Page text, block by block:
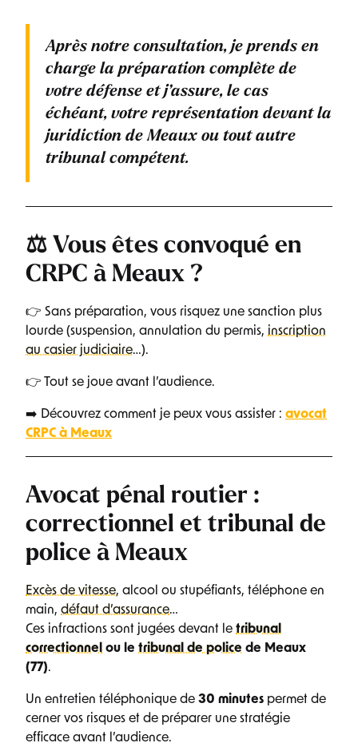
Après notre consultation, je prends en
charge la préparation complète de
votre défense et j’assure, le cas
échéant, votre représentation devant la
juridiction de Meaux ou tout autre
tribunal compétent.
⚖️ Vous êtes convoqué en
CRPC à Meaux ?
👉 Sans préparation, vous risquez une sanction plus
lourde (suspension, annulation du permis, inscription
au casier judiciaire…).
👉 Tout se joue avant l’audience.
➡️ Découvrez comment je peux vous assister : avocat
CRPC à Meaux
Avocat pénal routier :
correctionnel et tribunal de
police à Meaux
Excès de vitesse, alcool ou stupéfiants, téléphone en
main, défaut d’assurance…
Ces infractions sont jugées devant le tribunal
correctionnel ou le tribunal de police de Meaux
(77).
Un entretien téléphonique de 30 minutes permet de
cerner vos risques et de préparer une stratégie
efficace avant l’audience.